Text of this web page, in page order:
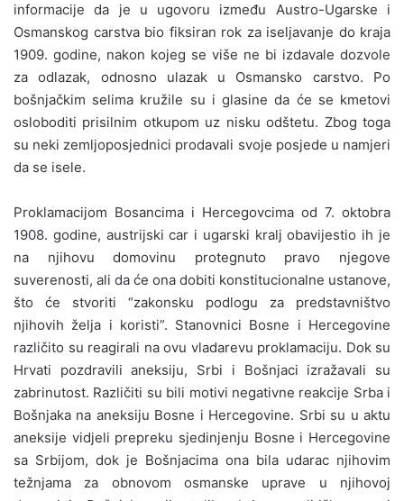
informacije da je u ugovoru između Austro-Ugarske i
Osmanskog carstva bio fiksiran rok za iseljavanje do kraja
1909. godine, nakon kojeg se više ne bi izdavale dozvole
za odlazak, odnosno ulazak u Osmansko carstvo. Po
bošnjačkim selima kružile su i glasine da će se kmetovi
osloboditi prisilnim otkupom uz nisku odštetu. Zbog toga
su neki zemljoposjednici prodavali svoje posjede u namjeri
da se isele.
Proklamacijom Bosancima i Hercegovcima od 7. oktobra
1908. godine, austrijski car i ugarski kralj obavijestio ih je
na njihovu domovinu protegnuto pravo njegove
suverenosti, ali da će ona dobiti konstitucionalne ustanove,
što će stvoriti “zakonsku podlogu za predstavništvo
njihovih želja i koristi”. Stanovnici Bosne i Hercegovine
različito su reagirali na ovu vladarevu proklamaciju. Dok su
Hrvati pozdravili aneksiju, Srbi i Bošnjaci izražavali su
zabrinutost. Različiti su bili motivi negativne reakcije Srba i
Bošnjaka na aneksiju Bosne i Hercegovine. Srbi su u aktu
aneksije vidjeli prepreku sjedinjenju Bosne i Hercegovine
sa Srbijom, dok je Bošnjacima ona bila udarac njihovim
težnjama za obnovom osmanske uprave u njihovoj